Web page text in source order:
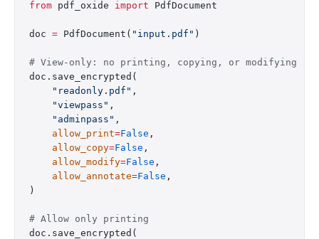
from pdf_oxide import PdfDocument
doc = PdfDocument( "input.pdf" )
# View-only: no printing, copying, or modifying
doc.save_encrypted(
    "readonly.pdf"
,
    "viewpass"
,
    "adminpass"
,
    allow_print
=False ,
    allow_copy
=False ,
    allow_modify
=False ,
    allow_annotate
=False ,
)
# Allow only printing
doc.save_encrypted(